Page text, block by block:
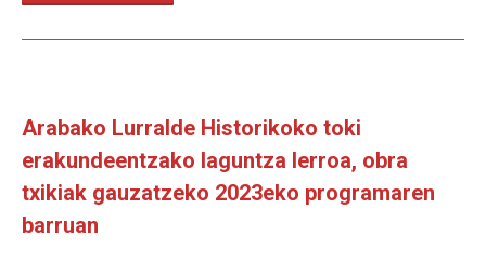
Arabako Lurralde Historikoko toki
erakundeentzako laguntza lerroa, obra
txikiak gauzatzeko 2023eko programaren
barruan